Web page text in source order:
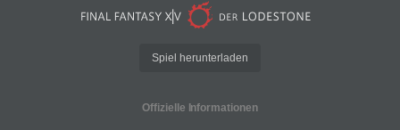
Spiel herunterladen
Offizielle Informationen